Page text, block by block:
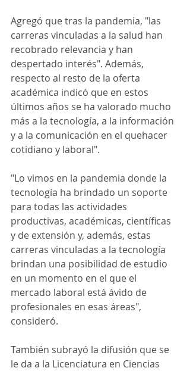
Agregó que tras la pandemia, "las
carreras vinculadas a la salud han
recobrado relevancia y han
despertado interés". Además,
respecto al resto de la oferta
académica indicó que en estos
últimos años se ha valorado mucho
más a la tecnología, a la información
y a la comunicación en el quehacer
cotidiano y laboral".
"Lo vimos en la pandemia donde la
tecnología ha brindado un soporte
para todas las actividades
productivas, académicas, científicas
y de extensión y, además, estas
carreras vinculadas a la tecnología
brindan una posibilidad de estudio
en un momento en el que el
mercado laboral está ávido de
profesionales en esas áreas",
consideró.
También subrayó la difusión que se
le da a la Licenciatura en Ciencias